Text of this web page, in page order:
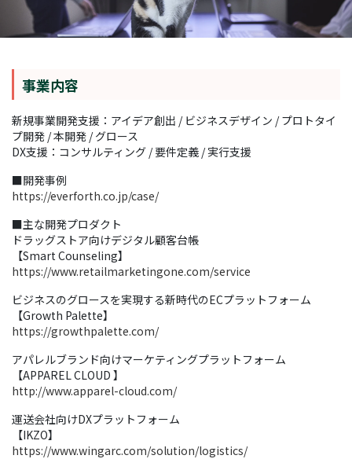
事業内容
新規事業開発支援：アイデア創出 / ビジネスデザイン / プロトタイ
プ開発 / 本開発 / グロース
DX支援：コンサルティング / 要件定義 / 実行支援
■開発事例
https://everforth.co.jp/case/
■主な開発プロダクト
ドラッグストア向けデジタル顧客台帳
【Smart Counseling】
https://www.retailmarketingone.com/service
ビジネスのグロースを実現する新時代のECプラットフォーム
【Growth Palette】
https://growthpalette.com/
アパレルブランド向けマーケティングプラットフォーム
【APPAREL CLOUD 】
http://www.apparel-cloud.com/
運送会社向けDXプラットフォーム
【IKZO】
https://www.wingarc.com/solution/logistics/